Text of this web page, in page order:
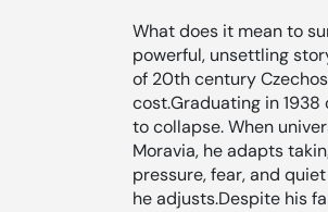
What does it mean to
powerful, unsettling
of 20th century
cost.Graduating in
to collapse. When
Moravia, he adapts
pressure, fear, and
he adjusts.Despite his